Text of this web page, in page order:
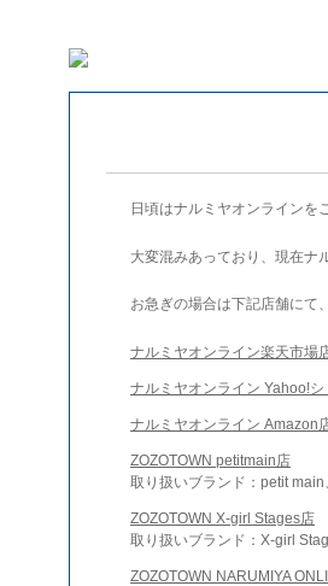
日頃はナルミヤオンラインを
大変混みあっており、現在ナ
お急ぎの場合は下記店舗にて
ナルミヤオンライン楽天市場
ナルミヤオンライン Yahoo!
ナルミヤオンライン Amazon
ZOZOTOWN petitmain店
取り扱いブランド：petit
ZOZOTOWN X-girl Stages店
取り扱いブランド：X-girl
ZOZOTOWN NARUMIYA